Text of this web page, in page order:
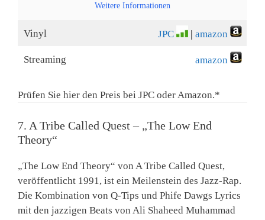
Weitere Informationen
Vinyl JPC | amazon
Streaming amazon
Prüfen Sie hier den Preis bei JPC oder Amazon.*
7. A Tribe Called Quest – „The Low End
Theory“
„The Low End Theory“ von A Tribe Called Quest,
veröffentlicht 1991, ist ein Meilenstein des Jazz-Rap.
Die Kombination von Q-Tips und Phife Dawgs Lyrics
mit den jazzigen Beats von Ali Shaheed Muhammad